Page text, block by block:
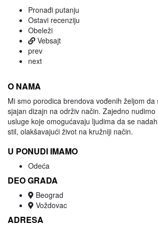
Pronađi putanju
Ostavi recenziju
Obeleži
Vebsajt
prev
next
O NAMA
Mi smo porodica brendova vođenih željom da
sjajan dizajn na održiv način. Zajedno
usluge koje omogućavaju ljudima da se
stil, olakšavajući život na kružniji način.
U PONUDI IMAMO
Odeća
DEO GRADA
Beograd
Voždovac
ADRESA